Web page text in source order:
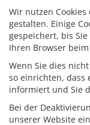
Wir nutzen
gestalten. Einige
gespeichert, bis
Ihren Browser
Wenn Sie dies
so einrichten, dass
informiert und Sie
Bei der
unserer Website